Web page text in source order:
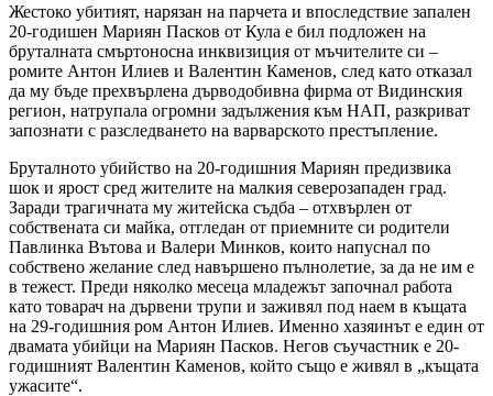
Жестоко убитият, нарязан на парчета и впоследствие запален
20-годишен Мариян Пасков от Кула е бил подложен на
бруталната смъртоносна инквизиция от мъчителите си –
ромите Антон Илиев и Валентин Каменов, след като отказал
да му бъде прехвърлена дърводобивна фирма от Видинския
регион, натрупала огромни задължения към НАП, разкриват
запознати с разследването на варварското престъпление.
Бруталното убийство на 20-годишния Мариян предизвика
шок и ярост сред жителите на малкия северозападен град.
Заради трагичната му житейска съдба – отхвърлен от
собствената си майка, отгледан от приемните си родители
Павлинка Вътова и Валери Минков, които напуснал по
собствено желание след навършено пълнолетие, за да не им е
в тежест. Преди няколко месеца младежът започнал работа
като товарач на дървени трупи и заживял под наем в къщата
на 29-годишния ром Антон Илиев. Именно хазяинът е един от
двамата убийци на Мариян Пасков. Негов съучастник е 20-
годишният Валентин Каменов, който също е живял в „къщата
ужасите“.